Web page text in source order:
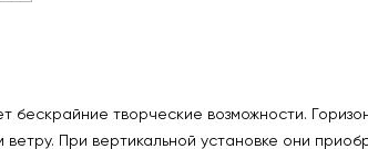
бескрайние творческие возможности.
ветру. При вертикальной установке они